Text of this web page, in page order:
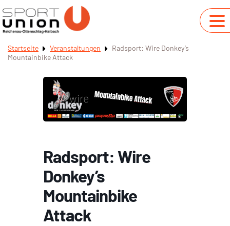
Startseite Veranstaltungen
Radsport: Wire Donkey’s
Mountainbike Attack
Radsport: Wire
Donkey’s
Mountainbike
Attack